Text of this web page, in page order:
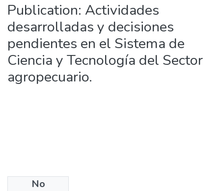
Publication: Actividades
desarrolladas y decisiones
pendientes en el Sistema de
Ciencia y Tecnología del Sector
agropecuario.
No